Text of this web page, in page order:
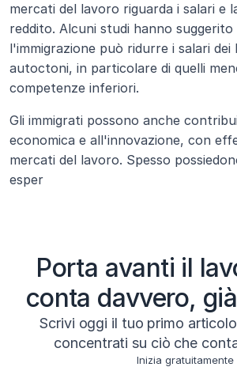
mercati del lavoro riguarda i salari e
reddito. Alcuni studi hanno suggerito
l'immigrazione può ridurre i salari dei
autoctoni, in particolare di quelli
competenze inferiori.
Gli immigrati possono anche
economica e all'innovazione, con
mercati del lavoro. Spesso
esper
Porta avanti il
conta davvero,
Scrivi oggi il tuo primo
concentrati su ciò che
Inizia gratuitamente